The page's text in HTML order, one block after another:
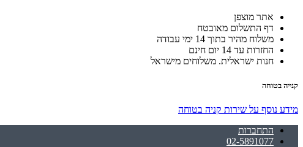
אתר מוצפן
דף התשלום מאובטח
משלוח מהיר בתוך 14 ימי עבודה
החזרות עד 14 יום חינם
חנות ישראלית. משלוחים מישראל
קנייה בטוחה
מידע נוסף על שירות קניה בטוחה
התחברות
02-5891077